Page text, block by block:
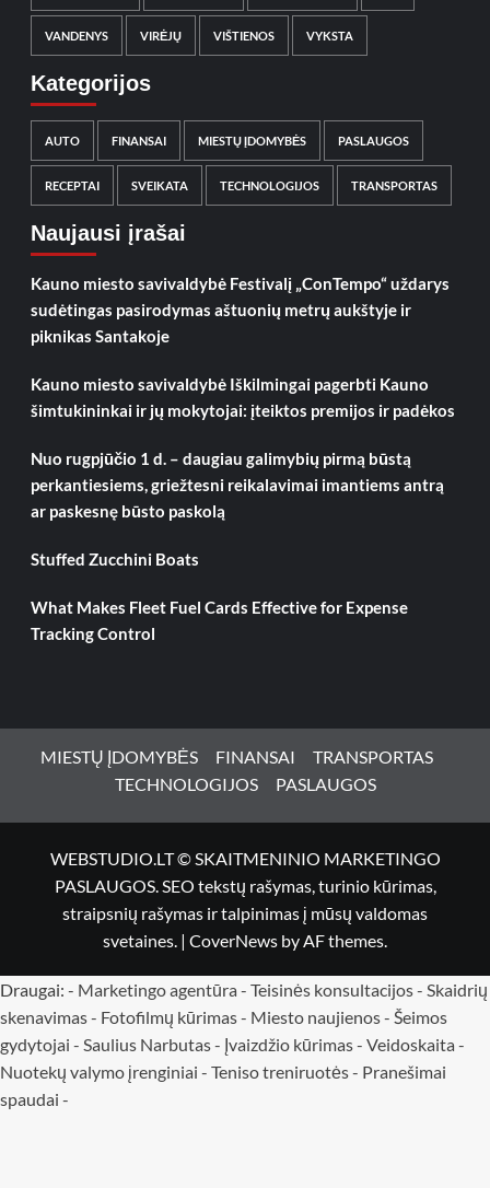
VANDENYS VIRĖJŲ VIŠTIENOS VYKSTA
Kategorijos
AUTO FINANSAI MIESTŲ ĮDOMYBĖS PASLAUGOS
RECEPTAI SVEIKATA TECHNOLOGIJOS TRANSPORTAS
Naujausi įrašai
Kauno miesto savivaldybė Festivalį „ConTempo“ uždarys
sudėtingas pasirodymas aštuonių metrų aukštyje ir
piknikas Santakoje
Kauno miesto savivaldybė Iškilmingai pagerbti Kauno
šimtukininkai ir jų mokytojai: įteiktos premijos ir padėkos
Nuo rugpjūčio 1 d. – daugiau galimybių pirmą būstą
perkantiesiems, griežtesni reikalavimai imantiems antrą
ar paskesnę būsto paskolą
Stuffed Zucchini Boats
What Makes Fleet Fuel Cards Effective for Expense
Tracking Control
MIESTŲ ĮDOMYBĖS FINANSAI
TRANSPORTAS
TECHNOLOGIJOS
PASLAUGOS
WEBSTUDIO.LT © SKAITMENINIO MARKETINGO
PASLAUGOS. SEO tekstų rašymas, turinio kūrimas,
straipsnių rašymas ir talpinimas į mūsų valdomas
svetaines. | CoverNews by AF themes.
Draugai: - Marketingo agentūra - Teisinės konsultacijos- Skaidrių
skenavimas- Fotofilmų kūrimas- Miesto naujienos- Šeimos
gydytojai - Saulius Narbutas- Įvaizdžio kūrimas- Veidoskaita -
Nuotekų valymo įrenginiai - Teniso treniruotės- Pranešimai
spaudai -